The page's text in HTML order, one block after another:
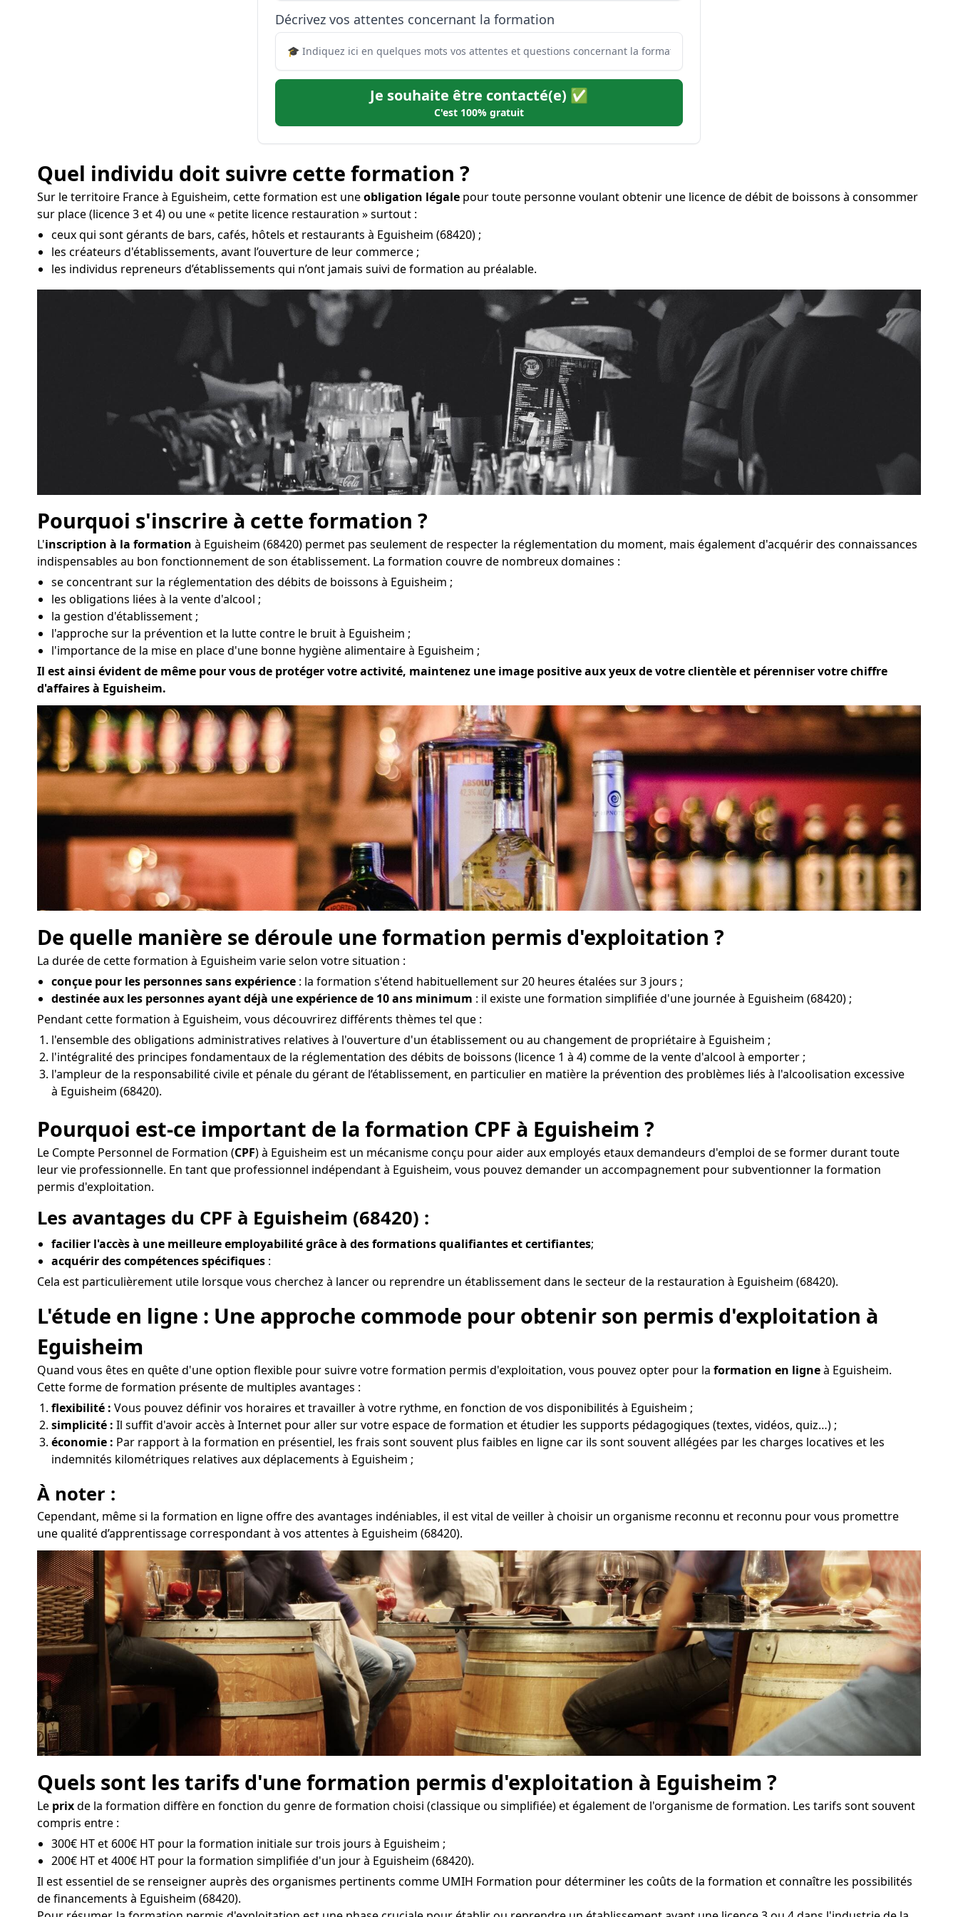
Décrivez vos attentes concernant la formation
Je souhaite être contacté(e) ✅
C'est 100% gratuit
Quel individu doit suivre cette formation ?
Sur le territoire France à Eguisheim, cette formation est uneobligation légale pour toute personne voulant obtenir une licence de débit de boissons à consommer
sur place (licence 3 et 4) ou une « petite licence restauration » surtout :
ceux qui sont gérants de bars, cafés, hôtels et restaurants à Eguisheim (68420) ;
les créateurs d'établissements, avant l’ouverture de leur commerce ;
les individus repreneurs d’établissements qui n’ont jamais suivi de formation au préalable.
Pourquoi s'inscrire à cette formation ?
L'inscription à la formation à Eguisheim (68420) permet pas seulement de respecter la réglementation du moment, mais également d'acquérir des connaissances
indispensables au bon fonctionnement de son établissement. La formation couvre de nombreux domaines :
se concentrant sur la réglementation des débits de boissons à Eguisheim ;
les obligations liées à la vente d'alcool ;
la gestion d'établissement ;
l'approche sur la prévention et la lutte contre le bruit à Eguisheim ;
l'importance de la mise en place d'une bonne hygiène alimentaire à Eguisheim ;
Il est ainsi évident de même pour vous de protéger votre activité, maintenez une image positive aux yeux de votre clientèle et pérenniser votre chiffre
d'affaires à Eguisheim.
De quelle manière se déroule une formation permis d'exploitation ?
La durée de cette formation à Eguisheim varie selon votre situation :
conçue pour les personnes sans expérience : la formation s'étend habituellement sur 20 heures étalées sur 3 jours ;
destinée aux les personnes ayant déjà une expérience de 10 ans minimum : il existe une formation simplifiée d'une journée à Eguisheim (68420) ;
Pendant cette formation à Eguisheim, vous découvrirez différents thèmes tel que :
l'ensemble des obligations administratives relatives à l'ouverture d'un établissement ou au changement de propriétaire à Eguisheim ;
l'intégralité des principes fondamentaux de la réglementation des débits de boissons (licence 1 à 4) comme de la vente d'alcool à emporter ;
l'ampleur de la responsabilité civile et pénale du gérant de l’établissement, en particulier en matière la prévention des problèmes liés à l'alcoolisation excessive
à Eguisheim (68420).
Pourquoi est-ce important de la formation CPF à Eguisheim ?
Le Compte Personnel de Formation (CPF) à Eguisheim est un mécanisme conçu pour aider aux employés etaux demandeurs d'emploi de se former durant toute
leur vie professionnelle. En tant que professionnel indépendant à Eguisheim, vous pouvez demander un accompagnement pour subventionner la formation
permis d'exploitation.
Les avantages du CPF à Eguisheim (68420) :
facilier l'accès à une meilleure employabilité grâce à des formations qualifiantes et certifiantes;
acquérir des compétences spécifiques :
Cela est particulièrement utile lorsque vous cherchez à lancer ou reprendre un établissement dans le secteur de la restauration à Eguisheim (68420).
L'étude en ligne : Une approche commode pour obtenir son permis d'exploitation à
Eguisheim
Quand vous êtes en quête d'une option flexible pour suivre votre formation permis d'exploitation, vous pouvez opter pour la formation en ligneà Eguisheim.
Cette forme de formation présente de multiples avantages :
flexibilité : Vous pouvez définir vos horaires et travailler à votre rythme, en fonction de vos disponibilités à Eguisheim ;
simplicité : Il suffit d'avoir accès à Internet pour aller sur votre espace de formation et étudier les supports pédagogiques (textes, vidéos, quiz…) ;
économie : Par rapport à la formation en présentiel, les frais sont souvent plus faibles en ligne car ils sont souvent allégées par les charges locatives et les
indemnités kilométriques relatives aux déplacements à Eguisheim ;
À noter :
Cependant, même si la formation en ligne offre des avantages indéniables, il est vital de veiller à choisir un organisme reconnu et reconnu pour vous promettre
une qualité d’apprentissage correspondant à vos attentes à Eguisheim (68420).
Quels sont les tarifs d'une formation permis d'exploitation à Eguisheim ?
Le prixde la formation diffère en fonction du genre de formation choisi (classique ou simplifiée) et également de l'organisme de formation. Les tarifs sont souvent
compris entre :
300€ HT et 600€ HT pour la formation initiale sur trois jours à Eguisheim ;
200€ HT et 400€ HT pour la formation simplifiée d'un jour à Eguisheim (68420).
Il est essentiel de se renseigner auprès des organismes pertinents comme UMIH Formation pour déterminer les coûts de la formation et connaître les possibilités
de financements à Eguisheim (68420).